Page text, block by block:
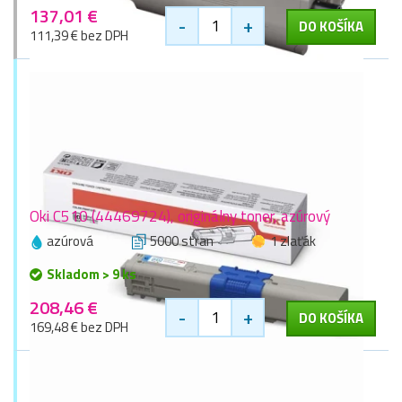
137,01 €
111,39 € bez DPH - + DO KOŠÍKA
Oki C510 (44469724), originálny toner, azúrový
azúrová 5000 stran
1 zlaťák
Skladom > 9 ks
208,46 €
169,48 € bez DPH - + DO KOŠÍKA